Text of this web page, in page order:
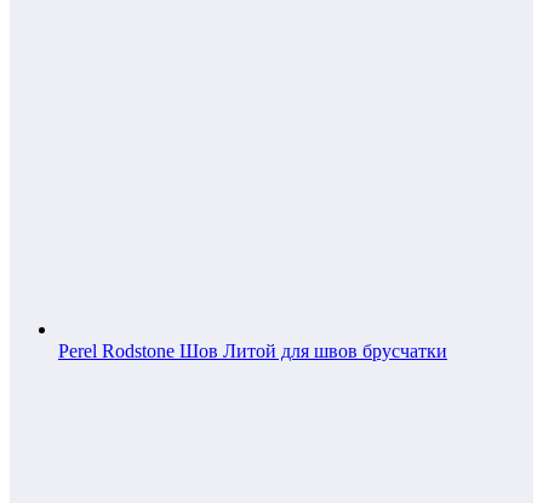
Perel Rodstone Шов Литой для швов брусчатки